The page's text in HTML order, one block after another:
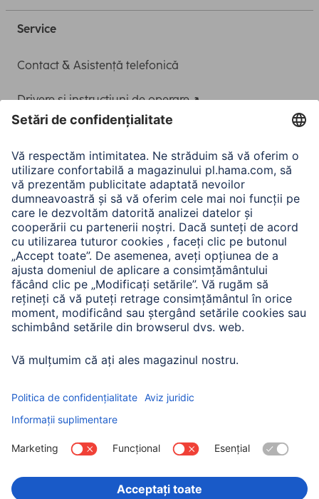
Service
Contact & Asistență telefonică
Drivere și instrucțiuni de operare
A.N.P.C.
A.N.P.C. SAL
Companie
Istoria companiei
Hama Mondial
Business-Portal